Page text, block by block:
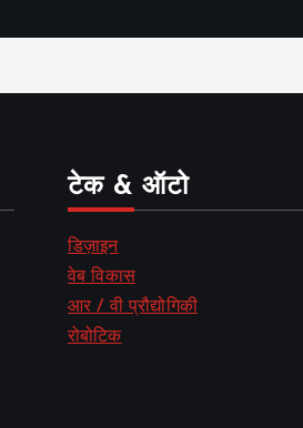
टेक & ऑटो
डिज़ाइन
वेब विकास
आर / वी प्रौद्योगिकी
रोबोटिक